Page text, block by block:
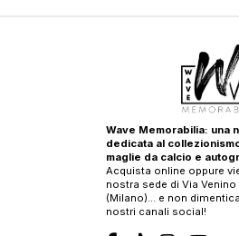
Wave Memorabilia: una
dedicata al
maglie da calcio e
Acquista online oppure
nostra sede di Via
(Milano)… e non
nostri canali social!